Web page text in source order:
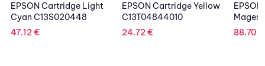
EPSON Cartridge Yellow
C13T04844010
24.72
EPSON Cartridge Light
Magenta C13T602C00
88.70